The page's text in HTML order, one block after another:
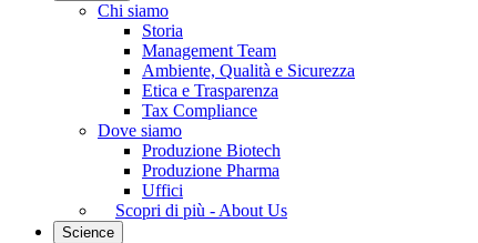
Chi siamo
Storia
Management Team
Ambiente, Qualità e Sicurezza
Etica e Trasparenza
Tax Compliance
Dove siamo
Produzione Biotech
Produzione Pharma
Uffici
Scopri di più - About Us
Science